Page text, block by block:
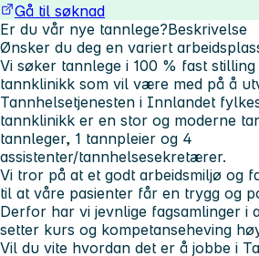
Gå til søknad
Er du vår nye tannlege?Beskrivelse
Ønsker du deg en variert
Vi søker tannlege i 100 % fast stilling
tannklinikk som vil være med på å
Tannhelsetjenesten i Innlandet
tannklinikk er en stor og moderne
tannleger, 1 tannpleier og 4
assistenter/tannhelsesekretærer.
Vi tror på at et godt arbeidsmiljø og
til at våre pasienter får en trygg og
Derfor har vi jevnlige fagsamlinger i
setter kurs og kompetanseheving
Vil du vite hvordan det er å jobbe i